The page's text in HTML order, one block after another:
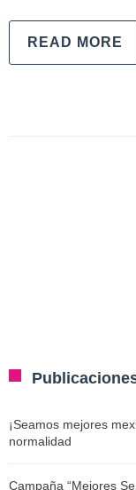
READ MORE
¡Seamos mejores
normalidad
Campaña “Mejores